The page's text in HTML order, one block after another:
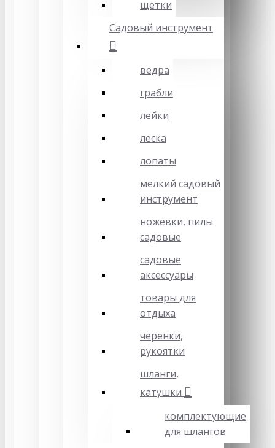
щетки
Садовый инструмент
ведра
грабли
лейки
леска
лопаты
мелкий садовый
инструмент
ножевки, пилы
садовые
садовые
аксессуары
товары для
отдыха
черенки,
рукоятки
шланги,
катушки
комплектующие
для шлангов